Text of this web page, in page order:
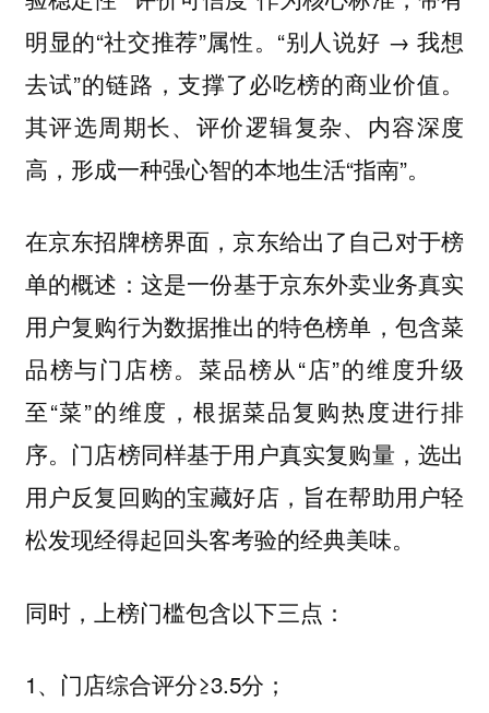
明显的“社交推荐”属性。“别人说好 → 我想
去试”的链路，支撑了必吃榜的商业价值。
其评选周期长、评价逻辑复杂、内容深度
高，形成一种强心智的本地生活“指南”。
在京东招牌榜界面，京东给出了自己对于榜
单的概述： 这是一份基于京东外卖业务真实
用户复购行为数据推出的特色榜单，包含菜
品榜与门店榜。 菜品榜从“店”的维度升级
至“菜”的维度，根据菜品复购热度进行排
序。门店榜同样基于用户真实复购量，选出
用户反复回购的宝藏好店，旨在帮助用户轻
松发现经得起回头客考验的经典美味。
同时，上榜门槛包含以下三点：
1、门店综合评分≥3.5分；